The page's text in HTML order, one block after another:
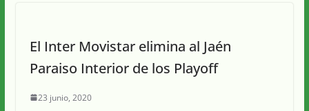
El Inter Movistar elimina al Jaén
Paraiso Interior de los Playoff
23 junio, 2020